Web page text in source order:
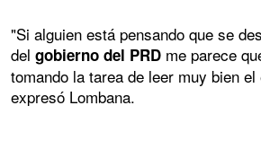
"Si alguien está pensando que se
del gobierno del PRD me parece
tomando la tarea de leer muy bien
expresó Lombana.